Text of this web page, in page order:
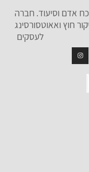
אדם וסיעוד. חברה
חוץ ואאוטסורסינג
לעסקים